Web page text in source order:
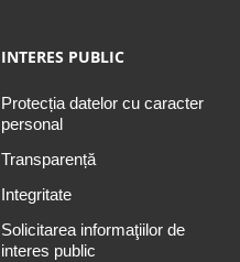
INTERES PUBLIC
Protecția datelor cu caracter
personal
Transparență
Integritate
Solicitarea informaţiilor de
interes public